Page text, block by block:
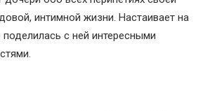
интимной жизни. Настаивает на
с ней интересными